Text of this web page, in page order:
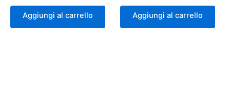
Aggiungi al carrello Aggiungi al carrello